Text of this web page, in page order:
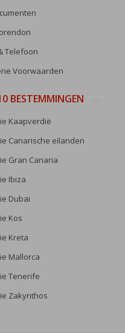
Telefoon
Voorwaarden
BESTEMMINGEN
Kaapverdië
Canarische eilanden
Gran Canaria
Ibiza
Dubai
Kos
Kreta
Mallorca
Tenerife
Zakynthos